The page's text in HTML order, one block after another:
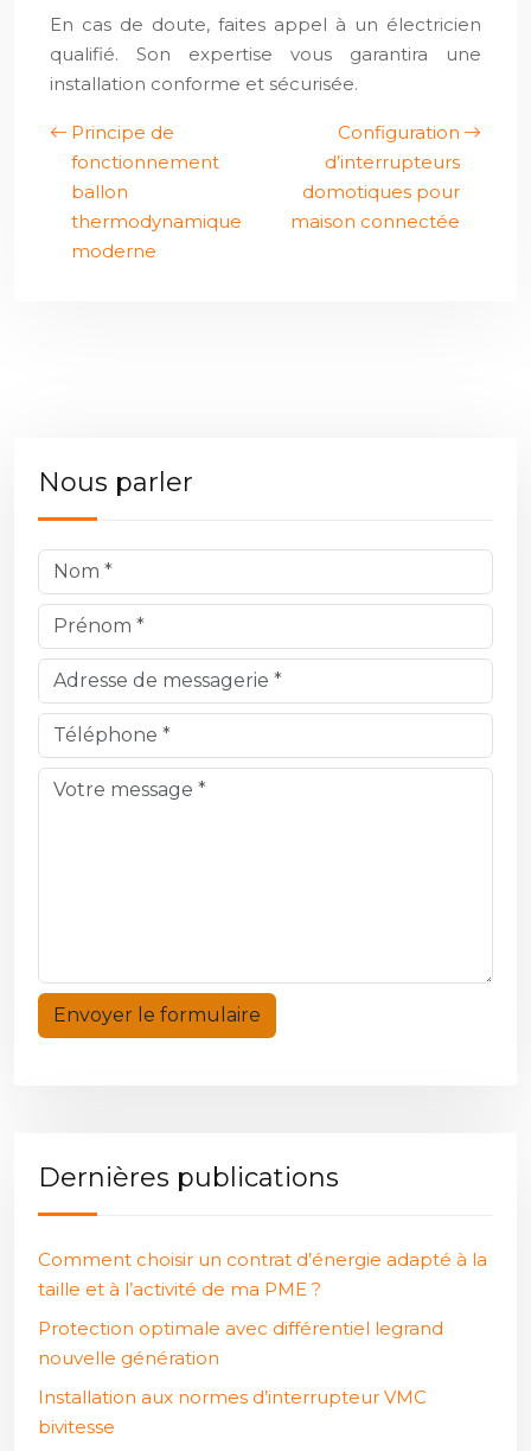
En cas de doute, faites appel à un électricien
qualifié. Son expertise vous garantira une
installation conforme et sécurisée.
Principe de
fonctionnement
ballon
thermodynamique
moderne
Configuration
d’interrupteurs
domotiques pour
maison connectée
Nous parler
Dernières publications
Comment choisir un contrat d’énergie adapté à la
taille et à l’activité de ma PME ?
Protection optimale avec différentiel legrand
nouvelle génération
Installation aux normes d’interrupteur VMC
bivitesse